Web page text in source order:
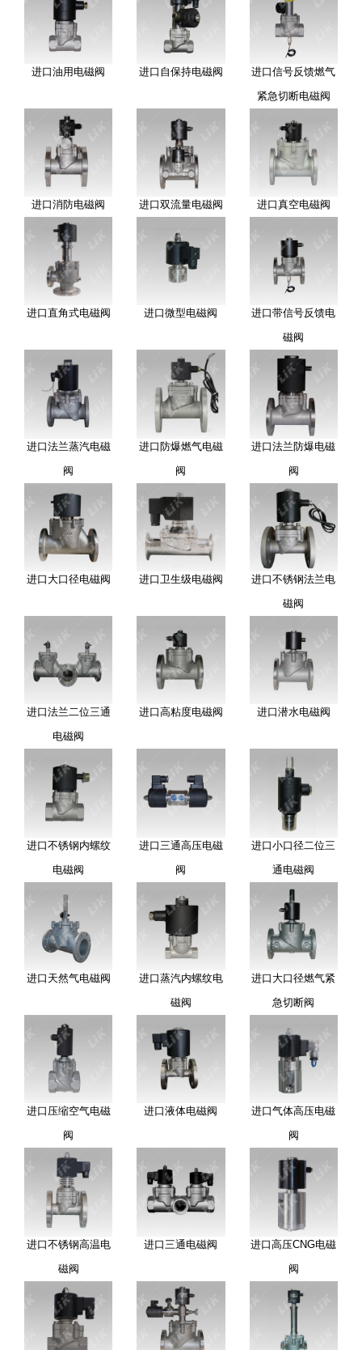
进口油用电磁阀 进口自保持电磁阀
进口信号反馈燃气
紧急切断电磁阀
进口消防电磁阀 进口双流量电磁阀 进口真空电磁阀
进口直角式电磁阀 进口微型电磁阀
进口带信号反馈电
磁阀
进口法兰蒸汽电磁
阀
进口防爆燃气电磁
阀
进口法兰防爆电磁
阀
进口大口径电磁阀 进口卫生级电磁阀
进口不锈钢法兰电
磁阀
进口法兰二位三通
电磁阀
进口高粘度电磁阀 进口潜水电磁阀
进口不锈钢内螺纹
电磁阀
进口三通高压电磁
阀
进口小口径二位三
通电磁阀
进口天然气电磁阀
进口蒸汽内螺纹电
磁阀
进口大口径燃气紧
急切断阀
进口压缩空气电磁
阀
进口液体电磁阀
进口气体高压电磁
阀
进口不锈钢高温电
磁阀
进口三通电磁阀
进口高压CNG电磁
阀